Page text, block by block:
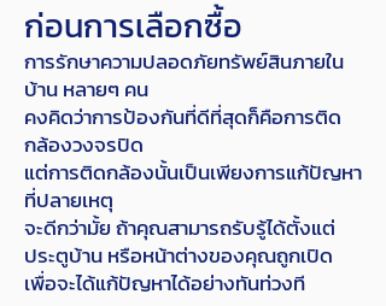
ก่อนการเลือกซื้อ
การรักษาความปลอดภัยทรัพย์สินภายใน
บ้าน หลายๆ คน
คงคิดว่าการป้องกันที่ดีที่สุดก็คือการติด
กล้องวงจรปิด
แต่การติดกล้องนั้นเป็นเพียงการแก้ปัญหา
ที่ปลายเหตุ
จะดีกว่ามั้ย ถ้าคุณสามารถรับรู้ได้ตั้งแต่
ประตูบ้าน หรือหน้าต่างของคุณถูกเปิด
เพื่อจะได้แก้ปัญหาได้อย่างทันท่วงที